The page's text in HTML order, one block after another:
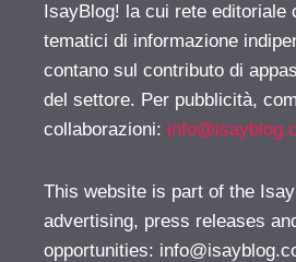
IsayBlog! la cui rete editoriale
tematici di informazione
contano sul contributo di
del settore. Per pubblicità,
collaborazioni:
This website is part of the
advertising, press releases
opportunities: